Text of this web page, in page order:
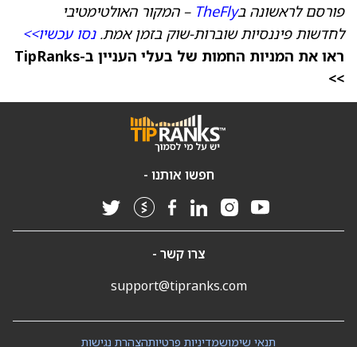
פורסם לראשונה בTheFly – המקור האולטימטיבי
לחדשות פיננסיות שוברות-שוק בזמן אמת.נסו עכשיו>>
ראו את המניות החמות של בעלי העניין ב-TipRanks
>>
חפשו אותנו -
צרו קשר -
support@tipranks.com
הצהרת נגישותמדיניות פרטיותתנאי שימוש